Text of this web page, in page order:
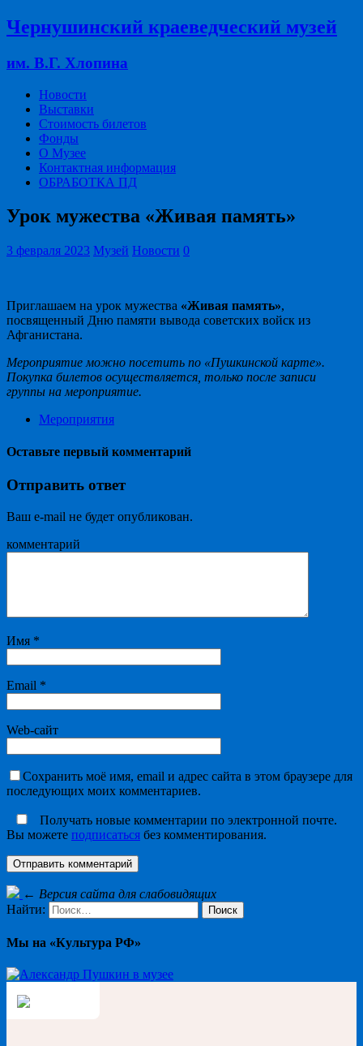
Чернушинский краеведческий музей
им. В.Г. Хлопина
Новости
Выставки
Стоимость билетов
Фонды
О Музее
Контактная информация
ОБРАБОТКА ПД
Урок мужества «Живая память»
3 февраля 2023 Музей Новости 0
Приглашаем на урок мужества «Живая память»,
посвященный Дню памяти вывода советских войск из
Афганистана.
Мероприятие можно посетить по «Пушкинской карте».
Покупка билетов осуществляется, только после записи
группы на мероприятие.
Мероприятия
Оставьте первый комментарий
Отправить ответ
Ваш e-mail не будет опубликован.
комментарий
Имя *
Email *
Web-сайт
Сохранить моё имя, email и адрес сайта в этом браузере для
последующих моих комментариев.
Получать новые комментарии по электронной почте.
Вы можете подписаться без комментирования.
← Версия сайта для слабовидящих
Найти:
Мы на «Культура РФ»